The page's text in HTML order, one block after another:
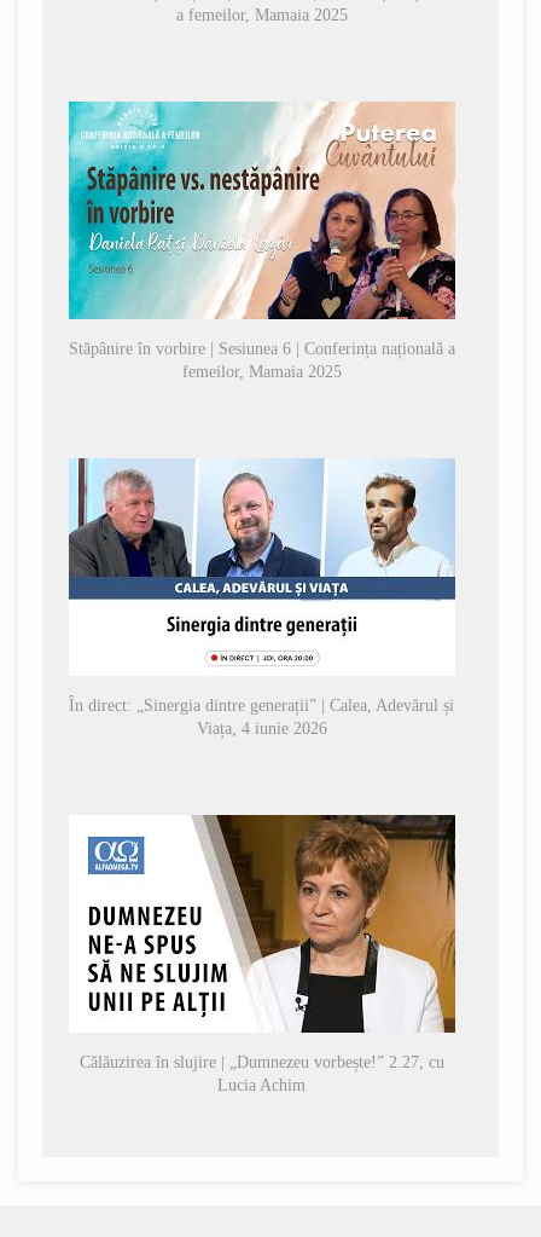
a femeilor, Mamaia 2025
Stăpânire în vorbire | Sesiunea 6 | Conferința națională a
femeilor, Mamaia 2025
În direct: „Sinergia dintre generații” | Calea, Adevărul și
Viața, 4 iunie 2026
Călăuzirea în slujire | „Dumnezeu vorbește!” 2.27, cu
Lucia Achim